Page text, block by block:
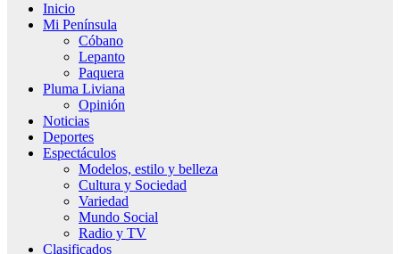
Inicio
Mi Península
Cóbano
Lepanto
Paquera
Pluma Liviana
Opinión
Noticias
Deportes
Espectáculos
Modelos, estilo y belleza
Cultura y Sociedad
Variedad
Mundo Social
Radio y TV
Clasificados